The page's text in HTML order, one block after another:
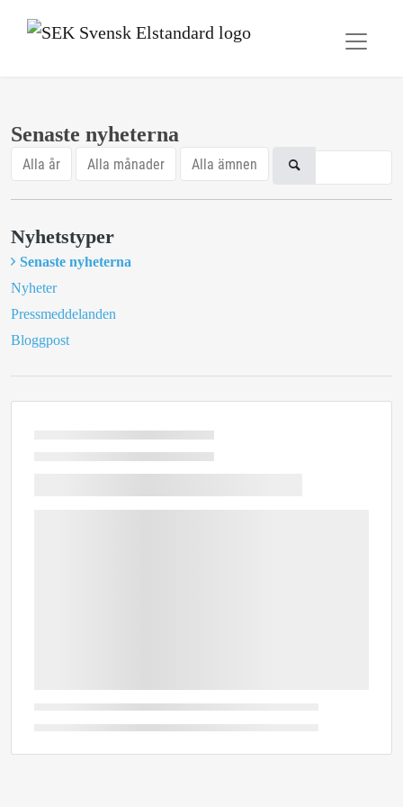
Senaste nyheterna
Alla år Alla månader Alla ämnen
Nyhetstyper
Senaste nyheterna
Nyheter
Pressmeddelanden
Bloggpost